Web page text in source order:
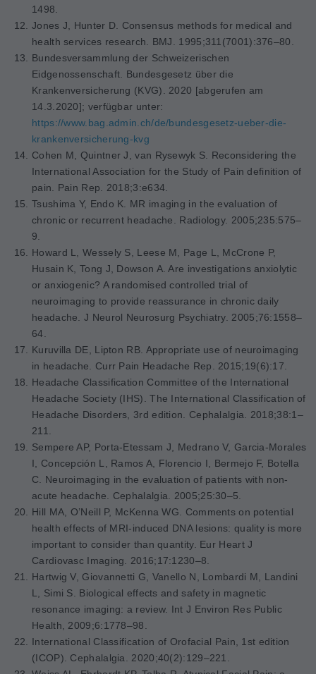
1498.
Jones J, Hunter D. Consensus methods for medical and
health services research. BMJ. 1995;311(7001):376–80.
Bundesversammlung der Schweizerischen
Eidgenossenschaft. Bundesgesetz über die
Krankenversicherung (KVG). 2020 [abgerufen am
14.3.2020]; verfügbar unter:
https://www.bag.admin.ch/de/bundesgesetz-ueber-die-
krankenversicherung-kvg
Cohen M, Quintner J, van Rysewyk S. Reconsidering the
International Association for the Study of Pain definition of
pain. Pain Rep. 2018;3:e634.
Tsushima Y, Endo K. MR imaging in the evaluation of
chronic or recurrent headache. Radiology. 2005;235:575–
9.
Howard L, Wessely S, Leese M, Page L, McCrone P,
Husain K, Tong J, Dowson A. Are investigations anxiolytic
or anxiogenic? A randomised controlled trial of
neuroimaging to provide reassurance in chronic daily
headache.J Neurol Neurosurg Psychiatry. 2005;76:1558–
64.
Kuruvilla DE, Lipton RB. Appropriate use of neuroimaging
in headache. Curr Pain Headache Rep. 2015;19(6):17.
Headache Classification Committee of the International
Headache Society (IHS).The International Classification of
Headache Disorders, 3rd edition. Cephalalgia. 2018;38:1–
211.
Sempere AP, Porta-Etessam J, Medrano V, Garcia-Morales
I, Concepción L, Ramos A, Florencio I, Bermejo F, Botella
C. Neuroimaging in the evaluation of patients with non-
acute headache. Cephalalgia. 2005;25:30–5.
Hill MA, O’Neill P, McKenna WG. Comments on potential
health effects of MRI-induced DNA lesions: quality is more
important to consider than quantity. Eur Heart J
Cardiovasc Imaging. 2016;17:1230–8.
Hartwig V, Giovannetti G, Vanello N, Lombardi M, Landini
L, Simi S. Biological effects and safety in magnetic
resonance imaging: a review. Int J Environ Res Public
Health, 2009;6:1778–98.
International Classification of Orofacial Pain, 1st edition
(ICOP). Cephalalgia. 2020;40(2):129–221.